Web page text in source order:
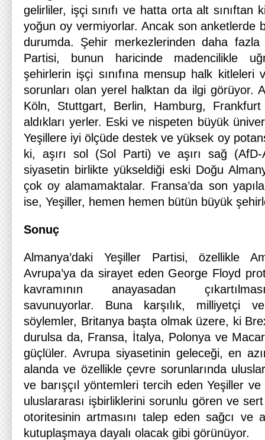
gelirliler, işçi sınıfı ve hatta orta alt sınıftan
yoğun oy vermiyorlar. Ancak son anketlerde
durumda. Şehir merkezlerinden daha
Partisi, bunun haricinde madencilikle
şehirlerin işçi sınıfına mensup halk kitleleri
sorunları olan yerel halktan da ilgi görüyor.
Köln, Stuttgart, Berlin, Hamburg,
aldıkları yerler. Eski ve nispeten büyük
Yeşillere iyi ölçüde destek ve yüksek oy
ki, aşırı sol (Sol Parti) ve aşırı sağ
siyasetin birlikte yükseldiği eski Doğu
çok oy alamamaktalar. Fransa’da son
ise, Yeşiller, hemen hemen bütün büyük
Sonuç
Almanya’daki Yeşiller Partisi, özellikle
Avrupa’ya da sirayet eden George Floyd
kavramının anayasadan
savunuyorlar. Buna karşılık, milliyetçi
söylemler, Britanya başta olmak üzere, ki
durulsa da, Fransa, İtalya, Polonya ve
güçlüler. Avrupa siyasetinin geleceği, en
alanda ve özellikle çevre sorunlarında
ve barışçıl yöntemleri tercih eden Yeşiller
uluslararası işbirliklerini sorunlu gören ve
otoritesinin artmasını talep eden sağcı ve
kutuplaşmaya dayalı olacak gibi görünüyor.